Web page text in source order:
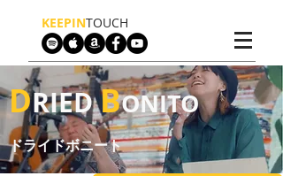
KEEPINTOUCH​
DRIEDBONITO
ドライドボニート